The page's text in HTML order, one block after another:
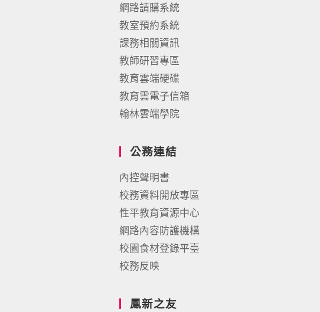
網路請購系統
教室預約系統
課務相關資訊
教師研習專區
教育雲端硬碟
教育雲電子信箱
翰林雲端學院
公務連結
內控聲明書
校務資料開放專區
性平教育資源中心
網路內容防護機構
校園食材登錄平臺
校務反映
鳳新之友